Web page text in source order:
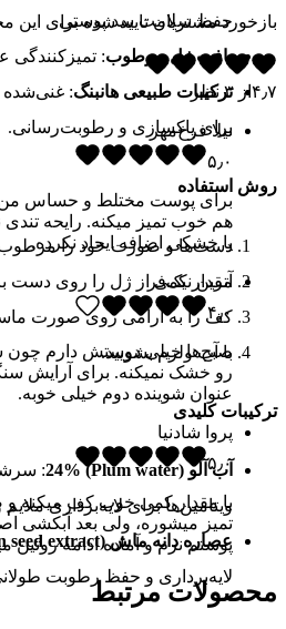
حفظ سلامت سد پوستی.
بافت ژل مرطوب: تمیزکنندگی
ترکیبات طبیعی هانبنگ: غنی‌شده
برای پاکسازی و رطوبت‌رسانی.
روش استفاده
دست‌ها و صورت خود را مرطوب
مقدار کمی از ژل را روی دست
کف را به آرامی روی صورت
با آب ولرم بشویید.
ترکیبات کلیدی
آب آلو (Plum water) 24%
:
ویتامین‌ها برای لایه‌برداری
عصاره دانه ماش (Mung bean seed extract) 3%
لایه‌برداری و حفظ رطوبت
بازخورد مشتریان تایید شده برای این
۴٫۷از ۳ نظر
نیلا فرخ‌مهر
۵٫۰
برای پوست مختلط و حساس من
هم خوب تمیز میکنه. رایحه تندی
یا خشکی اضافه ایجاد نکرده.
آترین نیک‌فر
۴٫۰
صبح‌ها خیلی دوستش دارم چون
رو خشک نمیکنه. برای آرایش
عنوان شوینده دوم خیلی خوبه.
پروا شادنیا
۵٫۰
با مقدار کمی خوب کف میکنه و
تمیز میشوره، ولی بعد آبکشی
پوستم نرم و آماده ادامه روتین
محصولات مرتبط